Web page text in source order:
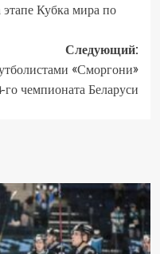
Кубка мира по
Следующий:
«Сморгони»
го чемпионата Беларуси